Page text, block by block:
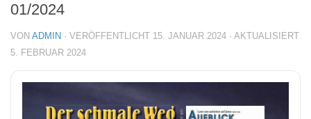
01/2024
VON ADMIN · VERÖFFENTLICHT 15. JANUAR 2024 · AKTUALISIERT
5. FEBRUAR 2024